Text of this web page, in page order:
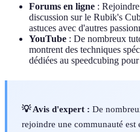
Forums en ligne :
discussion sur le Rubik's
astuces avec d'autres
YouTube : De nombreux
montrent des techniques
dédiées au speedcubing
💡 Avis d'expert : De
rejoindre une communauté est